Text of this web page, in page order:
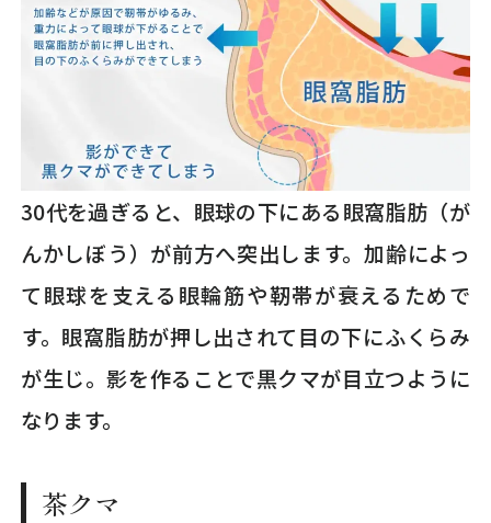
30代を過ぎると、眼球の下にある眼窩脂肪（が
んかしぼう）が前方へ突出します。加齢によっ
て眼球を支える眼輪筋や靭帯が衰えるためで
す。眼窩脂肪が押し出されて目の下にふくらみ
が生じ。影を作ることで黒クマが目立つように
なります。
茶クマ